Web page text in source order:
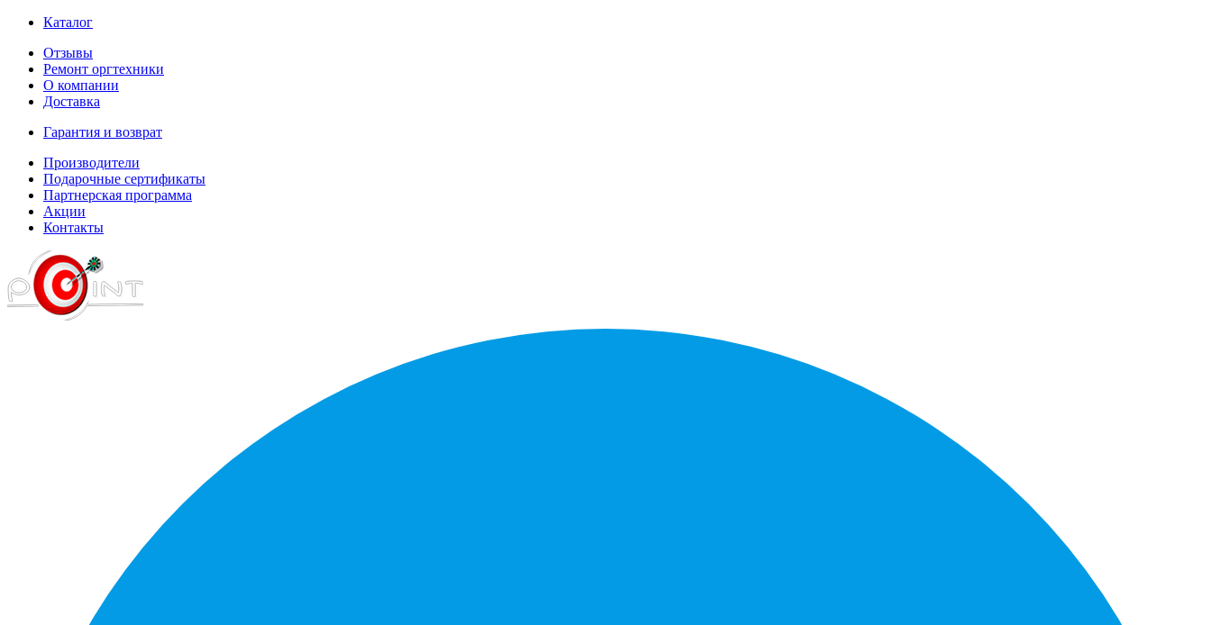
Каталог
Отзывы
Ремонт оргтехники
О компании
Доставка
Гарантия и возврат
Производители
Подарочные сертификаты
Партнерская программа
Акции
Контакты